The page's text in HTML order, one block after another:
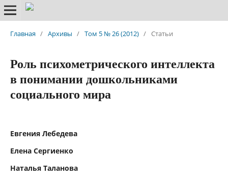
Главная / Архивы / Том 5 № 26 (2012) / Статьи
Роль психометрического интеллекта
в понимании дошкольниками
социального мира
Евгения Лебедева
Елена Сергиенко
Наталья Таланова